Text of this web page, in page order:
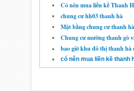
Chung Cư HH4
Danh Sách Báo
Có nên mua liền kề Thanh
chung cư hh03 thanh hà
Mặt bằng chung cư thanh
Chung cư mường thanh gò
bao giờ khu đô thị thanh hà
có nên mua liền kề thanh